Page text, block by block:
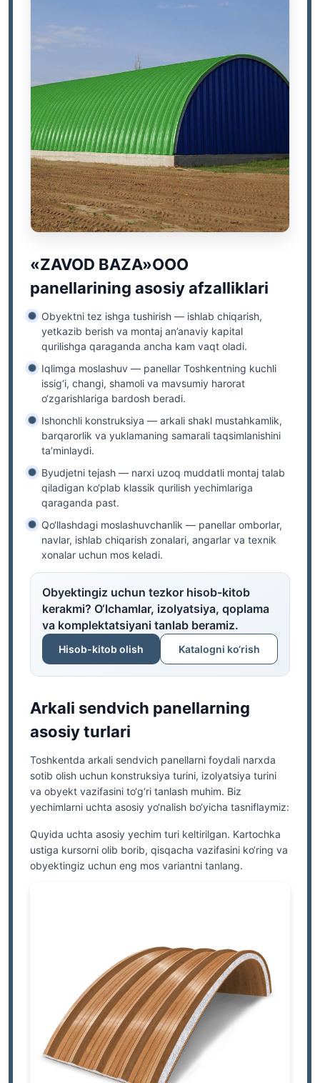
«ZAVOD BAZA»OOO
panellarining asosiy afzalliklari
Obyektni tez ishga tushirish — ishlab chiqarish,
yetkazib berish va montaj an’anaviy kapital
qurilishga qaraganda ancha kam vaqt oladi.
Iqlimga moslashuv — panellar Toshkentning kuchli
issig‘i, changi, shamoli va mavsumiy harorat
o‘zgarishlariga bardosh beradi.
Ishonchli konstruksiya — arkali shakl mustahkamlik,
barqarorlik va yuklamaning samarali taqsimlanishini
ta’minlaydi.
Byudjetni tejash — narxi uzoq muddatli montaj talab
qiladigan ko‘plab klassik qurilish yechimlariga
qaraganda past.
Qo‘llashdagi moslashuvchanlik — panellar omborlar,
navlar, ishlab chiqarish zonalari, angarlar va texnik
xonalar uchun mos keladi.
Obyektingiz uchun tezkor hisob-kitob
kerakmi? O‘lchamlar, izolyatsiya, qoplama
va komplektatsiyani tanlab beramiz.
Hisob-kitob olish Katalogni ko‘rish
Arkali sendvich panellarning
asosiy turlari
Toshkentda arkali sendvich panellarni foydali narxda
sotib olish uchun konstruksiya turini, izolyatsiya turini
va obyekt vazifasini to‘g‘ri tanlash muhim. Biz
yechimlarni uchta asosiy yo‘nalish bo‘yicha tasniflaymiz:
Quyida uchta asosiy yechim turi keltirilgan. Kartochka
ustiga kursorni olib borib, qisqacha vazifasini ko‘ring va
obyektingiz uchun eng mos variantni tanlang.